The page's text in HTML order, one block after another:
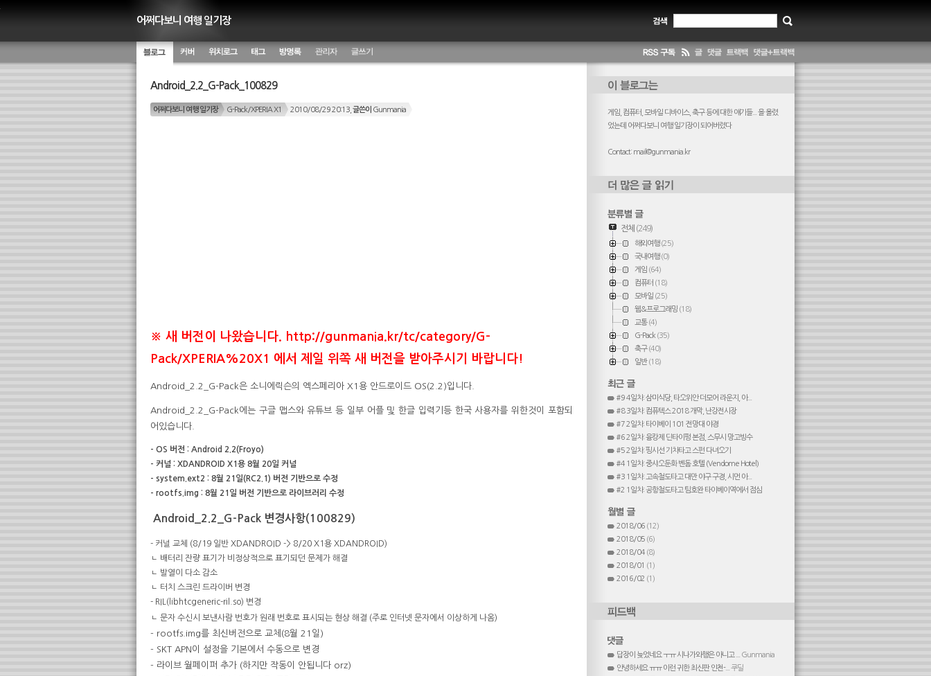
어쩌다보니 여행 일기장
름
Android_2.2_G-Pack_100829
어쩌다보니 여행 일기장 G-Pack/XPERIA X1 2010/08/29 20:13, 글쓴이 Gunmania
※ 새 버전이 나왔습니다. http://gunmania.kr/tc/category/G-
Pack/XPERIA%20X1 에서 제일 위쪽 새 버전을 받아주시기 바랍니다!
Android_2.2_G-Pack은 소니에릭슨의 엑스페리아 X1용 안드로이드 OS(2.2)입니다.
Android_2.2_G-Pack에는 구글 맵스와 유튜브 등 일부 어플 및 한글 입력기등 한국 사용자를 위한것이 포함되
어있습니다.
- OS 버전 : Android 2.2(Froyo)
- 커널 : XDANDROID X1용 8월 20일 커널
- system.ext2 : 8월 21일(RC2.1) 버전 기반으로 수정
- rootfs.img : 8월 21일 버전 기반으로 라이브러리 수정
Android_2.2_G-Pack 변경사항(100829)
- 커널 교체 (8/19 일반 XDANDROID -> 8/20 X1용 XDANDROID)
ㄴ 배터리 잔량 표기가 비정상적으로 표기되던 문제가 해결
ㄴ 발열이 다소 감소
ㄴ 터치 스크린 드라이버 변경
- RIL(libhtcgeneric-ril.so) 변경
ㄴ 문자 수신시 보낸사람 번호가 원래 번호로 표시되는 현상 해결 (주로 인터넷 문자에서 이상하게 나옴)
- rootfs.img를 최신버전으로 교체(8월 21일)
- SKT APN이 설정을 기본에서 수동으로 변경
- 라이브 월페이퍼 추가 (하지만 작동이 안됩니다 orz)
게임, 컴퓨터, 모바일 디바이스, 축구 등에 대한 얘기들... 을 올렸
었는데 어쩌다보니 여행 일기장이 되어버렸다
Contact: mail@gunmania.kr
전체 (249)
해외여행(25)
국내여행(0)
게임 (64)
컴퓨터 (18)
모바일 (25)
웹&프로그래밍 (18)
교통(4)
G-Pack (35)
축구(40)
일반(18)
#9 4일차: 삼미식당, 타오위안 더모어 라운지, 아...
#8 3일차: 컴퓨텍스 2018 개막, 난강전시장
#7 2일차: 타이베이 101 전망대 야경
#6 2일차: 융캉제 딘타이펑 본점, 스무시 망고빙수
#5 2일차: 핑시선 기차타고 스펀 다녀오기
#4 1일차: 중샤오둔화 벤돔 호텔 (Vendome Hotel)
#3 1일차: 고속철도타고 대만 야구 구경, 시먼 아...
#2 1일차: 공항철도타고 팀호완 타이베이역에서 점심
2018/06 (12)
2018/05 (6)
2018/04 (8)
2018/01 (1)
2016/02 (1)
답장이 늦었네요 ㅜㅠ 시나가와행은 아니고 ...
Gunmania
안녕하세요 ㅠㅠ 이런 귀한 최신판 인천-...
쿠딜